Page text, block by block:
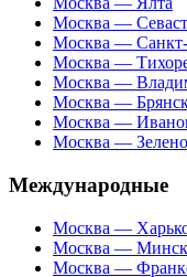
Москва —
Москва — Санкт-
Москва —
Москва —
Москва —
Москва —
Москва —
Международные
Москва —
Москва — Минск
Москва —